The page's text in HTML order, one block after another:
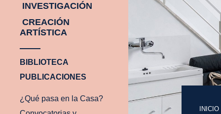
INVESTIGACIÓN
CREACIÓN
ARTÍSTICA
BIBLIOTECA
PUBLICACIONES
¿Qué pasa en la Casa?
INICIO
INICIO